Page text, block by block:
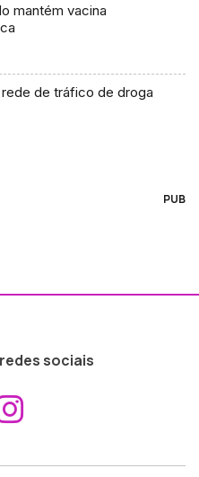
mantém vacina
de tráfico de droga
PUB
sociais
ao